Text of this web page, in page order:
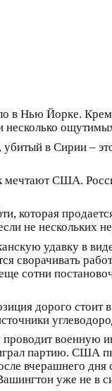
в Нью Йорке.
несколько
в Сирии –
мечтают США.
которая
не нескольких
удавку в
сотни
дорого
военную
партию. США
вчерашнего
уже не в